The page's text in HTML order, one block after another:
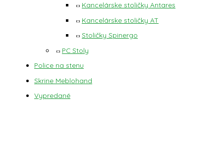
Kancelárske stoličky Antares
Kancelárske stoličky AT
Stoličky Spinergo
PC Stoly
Police na stenu
Skrine Meblohand
Vypredané